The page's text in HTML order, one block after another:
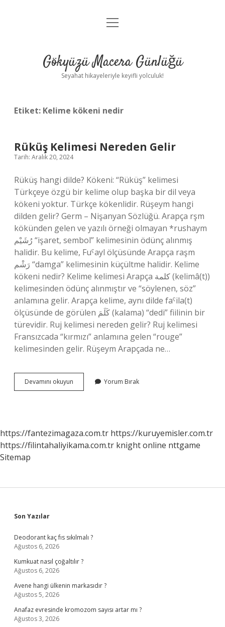
Anasayfa
Yasal Uyarı
menüyü
Gökyüzü Macera Günlüğü
Seyahat hikayeleriyle keyifli yolculuk!
Etiket: Kelime kökeni nedir
Rüküş Kelimesi Nereden Gelir
Tarih: Aralık 20, 2024
Rüküş hangi dilde? Kökeni: “Rüküş” kelimesi
Türkçeye özgü bir kelime olup başka bir dil veya
kökeni yoktur. Türkçe kökenlidir. Rüşeym hangi
dilden gelir? Germ – Nişanyan Sözlüğü. Arapça rşm
kökünden gelen ve yazılı örneği olmayan *rushaym
رُشَيْم “işaret, sembol” kelimesinin ödünç alınmış
halidir. Bu kelime, Fuˁayl ölçüsünde Arapça raşm
رَشْم‎ “damga” kelimesinin küçültme halidir. Kelime
kökeni nedir? Kelime kelimesi Arapça كلمة (kelimâ(t))
kelimesinden ödünç alınmıştır ve “söylenen, söz”
anlamına gelir. Arapça kelime, aynı dilde faˁila(t)
ölçüsünde de görülen كَلَمَ (kalama) “dedi” fiilinin bir
türevidir. Ruj kelimesi nereden gelir? Ruj kelimesi
Fransızcada “kırmızı” anlamına gelen “rouge”
kelimesinden gelir. Rüşeym Arapçada ne…
Devamını okuyun
Kelimesi
Yorum Bırak
https://fantezimagaza.com.tr https://kuruyemisler.com.tr
https://filintahaliyikama.com.tr knight online nttgame
Sitemap
Sidebar
Son Yazılar
Deodorant kaç fıs sıkılmalı ?
Ağustos 6, 2026
Kumkuat nasıl çoğaltılır ?
Ağustos 6, 2026
Avene hangi ülkenin markasıdır ?
Ağustos 5, 2026
Anafaz evresinde kromozom sayısı artar mı ?
Ağustos 3, 2026